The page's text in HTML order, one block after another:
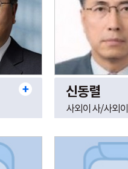
신동렬
사외이사/사외